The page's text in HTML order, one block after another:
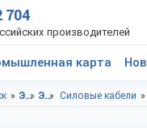
704
производителей
карта
Электротовары Электрокабель, электроизоляция Силовые кабели